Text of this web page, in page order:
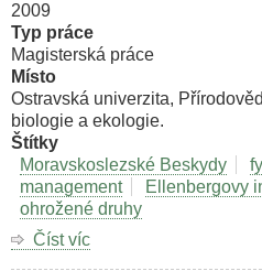
2009
Typ práce
Magisterská práce
Místo
Ostravská univerzita,
biologie a ekologie.
Štítky
Moravskoslezské Beskydy
management
Ellenbergovy
ohrožené druhy
Číst víc